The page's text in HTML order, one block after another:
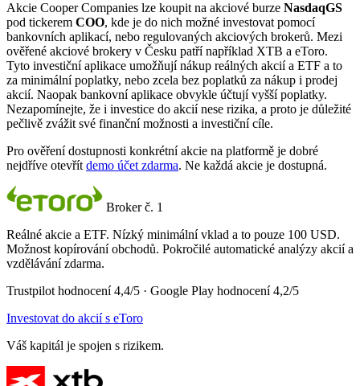
Akcie Cooper Companies lze koupit na akciové burze NasdaqGS
pod tickerem COO, kde je do nich možné investovat pomocí
bankovních aplikací, nebo regulovaných akciových brokerů. Mezi
ověřené akciové brokery v Česku patří například XTB a eToro.
Tyto investiční aplikace umožňují nákup reálných akcií a ETF a to
za minimální poplatky, nebo zcela bez poplatků za nákup i prodej
akcií. Naopak bankovní aplikace obvykle účtují vyšší poplatky.
Nezapomínejte, že i investice do akcií nese rizika, a proto je důležité
pečlivě zvážit své finanční možnosti a investiční cíle.
Pro ověření dostupnosti konkrétní akcie na platformě je dobré
nejdříve otevřít demo účet zdarma. Ne každá akcie je dostupná.
Broker č. 1
Reálné akcie a ETF. Nízký minimální vklad a to pouze 100 USD.
Možnost kopírování obchodů. Pokročilé automatické analýzy akcií a
vzdělávání zdarma.
Trustpilot hodnocení 4,4/5 · Google Play hodnocení 4,2/5
Investovat do akcií s eToro
Váš kapitál je spojen s rizikem.